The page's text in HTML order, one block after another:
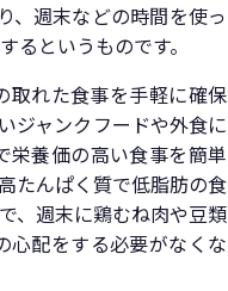
、週末などの時間を使っ
るというものです。
取れた食事を手軽に確保
ジャンクフードや外食に
栄養価の高い食事を簡単
たんぱく質で低脂肪の食
、週末に鶏むね肉や豆類
心配をする必要がなくな